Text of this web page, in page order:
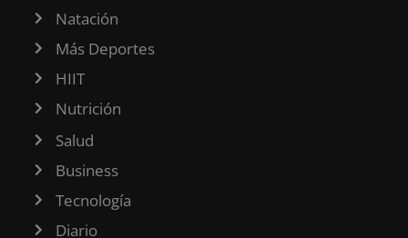
Natación
Más Deportes
HIIT
Nutrición
Salud
Business
Tecnología
Diario